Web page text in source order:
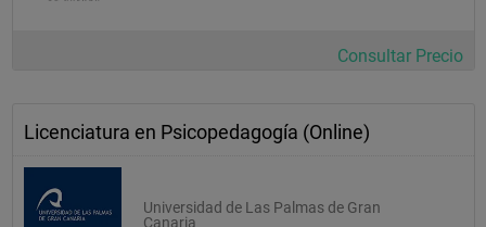
Consultar Precio
Licenciatura en Psicopedagogía (Online)
Universidad de Las Palmas de Gran
Canaria